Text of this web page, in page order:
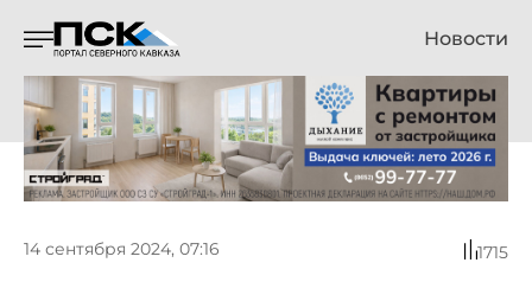
Новости
14 сентября 2024, 07:16 1715